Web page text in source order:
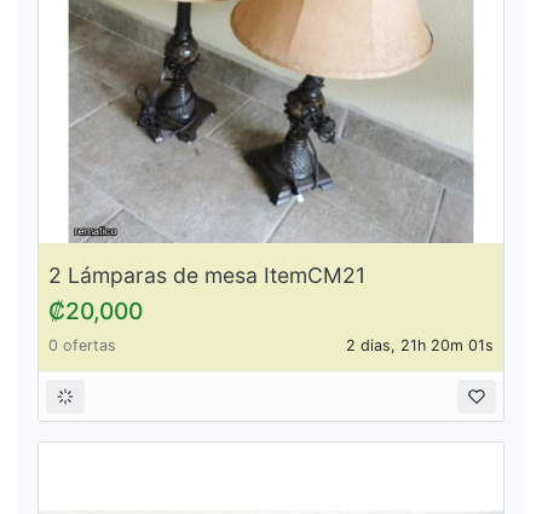
2 Lámparas de mesa ItemCM21
₡20,000
0 ofertas 2 dias, 21h 20m 01s